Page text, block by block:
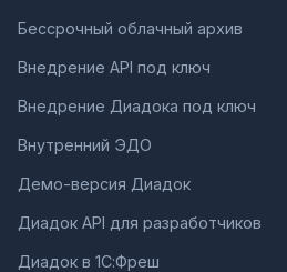
Бессрочный облачный архив
Внедрение API под ключ
Внедрение Диадока под ключ
Внутренний ЭДО
Демо-версия Диадок
Диадок API для разработчиков
Диадок в 1С:Фреш